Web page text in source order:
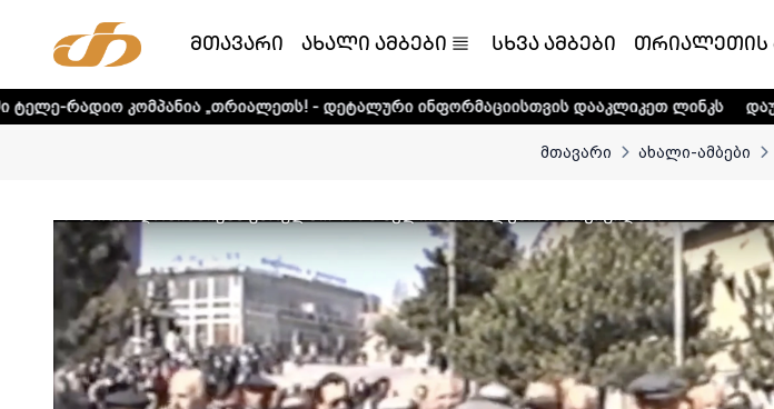
მთავარი ახალი ამბები სხვა ამბები თრიალეთის
„თრიალეთს! - დეტალური ინფორმაციისთვის დააკლიკეთ ლინკს დაუდექით მხარში
მთავარი ახალი-ამბები